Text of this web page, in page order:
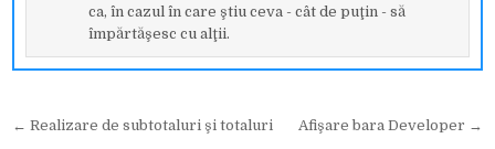
ca, în cazul în care ştiu ceva - cât de puţin - să
împărtăşesc cu alţii.
Navigare
Afişare bara Developer →
← Realizare de subtotaluri şi totaluri